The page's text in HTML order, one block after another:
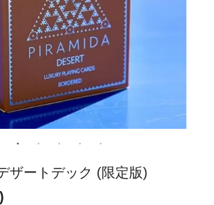
ザートデック (限定版)